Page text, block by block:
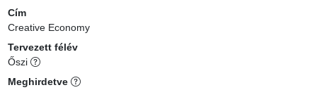
Cím
Creative Economy
Tervezett félév
Őszi
Meghirdetve